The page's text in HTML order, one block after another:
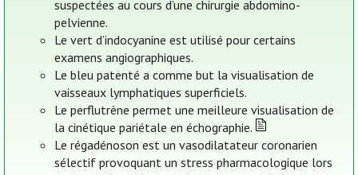
suspectées au cours d’une chirurgie abdomino-
pelvienne.
Le vert d’indocyanine est utilisé pour certains
examens angiographiques.
Le bleu patenté a comme but la visualisation de
vaisseaux lymphatiques superficiels.
Le perflutrène permet une meilleure visualisation de
la cinétique pariétale en échographie.
Le régadénoson est un vasodilatateur coronarien
sélectif provoquant un stress pharmacologique lors